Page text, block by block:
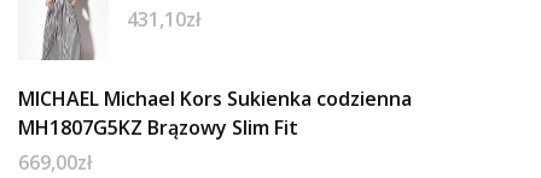
431,10zł
MICHAEL Michael Kors Sukienka codzienna
MH1807G5KZ Brązowy Slim Fit
669,00zł